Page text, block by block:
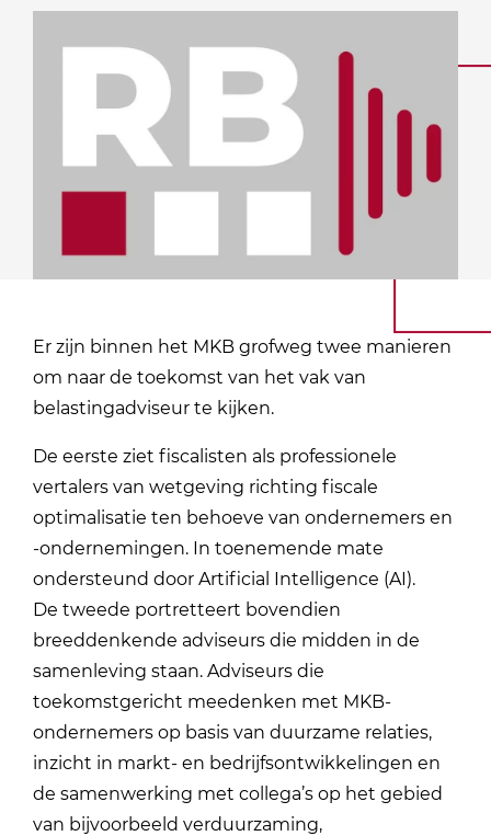
Er zijn binnen het MKB grofweg twee manieren
om naar de toekomst van het vak van
belastingadviseur te kijken.
De eerste ziet fiscalisten als professionele
vertalers van wetgeving richting fiscale
optimalisatie ten behoeve van ondernemers en
-ondernemingen. In toenemende mate
ondersteund door Artificial Intelligence (AI).
De tweede portretteert bovendien
breeddenkende adviseurs die midden in de
samenleving staan. Adviseurs die
toekomstgericht meedenken met MKB-
ondernemers op basis van duurzame relaties,
inzicht in markt- en bedrijfsontwikkelingen en
de samenwerking met collega’s op het gebied
van bijvoorbeeld verduurzaming,